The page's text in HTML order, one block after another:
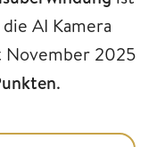
AI Kamera
November 2025
.